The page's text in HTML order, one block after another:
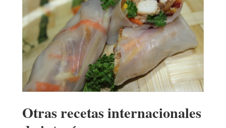
Otras recetas internacionales